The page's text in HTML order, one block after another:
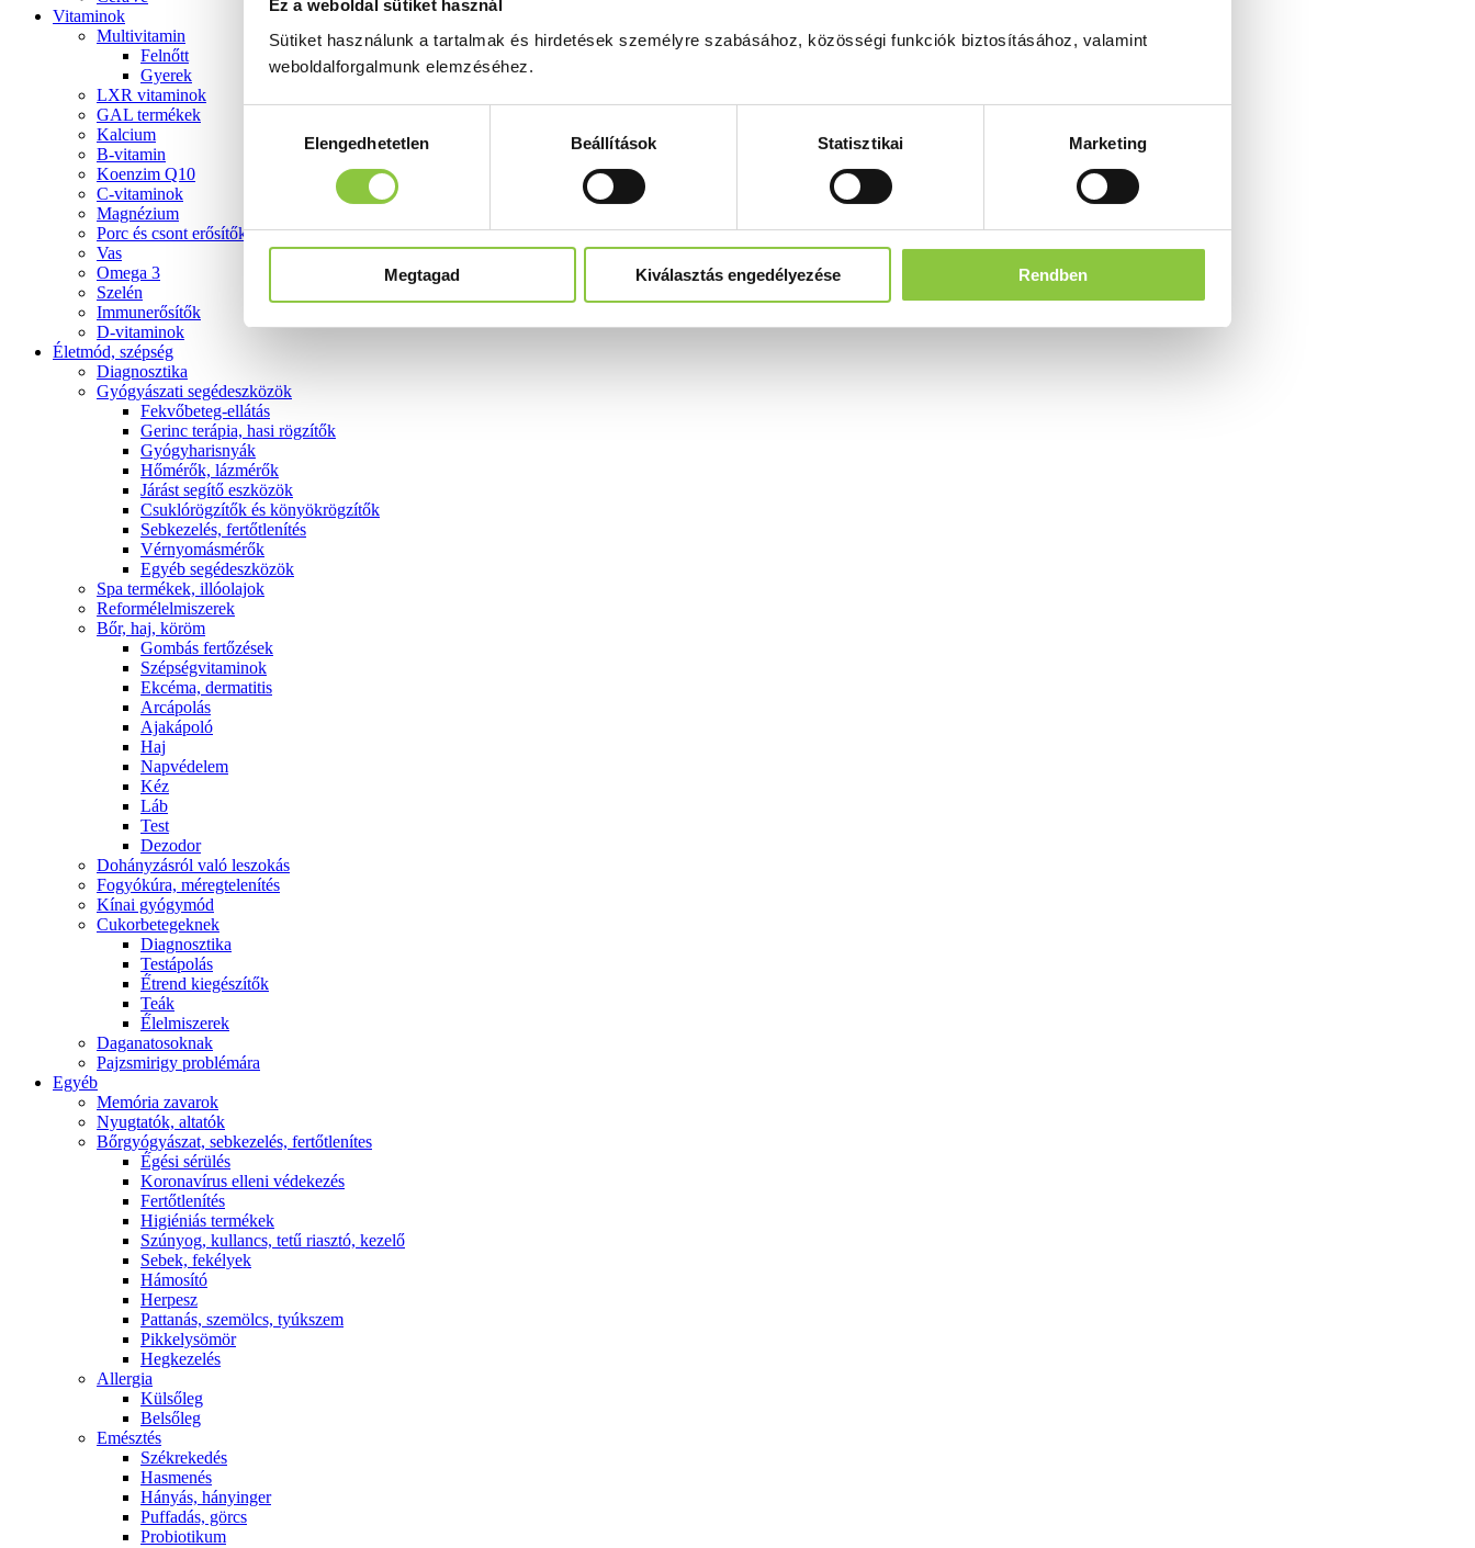
Ez a weboldal sütiket használ
Sütiket használunk a tartalmak és hirdetések személyre szabásához, közösségi funkciók biztosításához, valamint
weboldalforgalmunk elemzéséhez.
kiválasztásaElengedhetetlen Beállítások Statisztikai Marketing
Megtagad Kiválasztás engedélyezése Rendben
Vitaminok
Multivitamin
Felnőtt
Gyerek
LXR vitaminok
GAL termékek
Kalcium
B-vitamin
Koenzim Q10
C-vitaminok
Magnézium
Porc és csont erősítők
Vas
Omega 3
Szelén
Immunerősítők
D-vitaminok
Életmód, szépség
Diagnosztika
Gyógyászati segédeszközök
Fekvőbeteg-ellátás
Gerinc terápia, hasi rögzítők
Gyógyharisnyák
Hőmérők, lázmérők
Járást segítő eszközök
Csuklórögzítők és könyökrögzítők
Sebkezelés, fertőtlenítés
Vérnyomásmérők
Egyéb segédeszközök
Spa termékek, illóolajok
Reformélelmiszerek
Bőr, haj, köröm
Gombás fertőzések
Szépségvitaminok
Ekcéma, dermatitis
Arcápolás
Ajakápoló
Haj
Napvédelem
Kéz
Láb
Test
Dezodor
Dohányzásról való leszokás
Fogyókúra, méregtelenítés
Kínai gyógymód
Cukorbetegeknek
Diagnosztika
Testápolás
É́trend kiegészítők
Teák
É́lelmiszerek
Daganatosoknak
Pajzsmirigy problémára
Egyéb
Memória zavarok
Nyugtatók, altatók
Bőrgyógyászat, sebkezelés, fertőtlenítes
É́gési sérülés
Koronavírus elleni védekezés
Fertőtlenítés
Higiéniás termékek
Szúnyog, kullancs, tetű riasztó, kezelő
Sebek, fekélyek
Hámosító
Herpesz
Pattanás, szemölcs, tyúkszem
Pikkelysömör
Hegkezelés
Allergia
Külsőleg
Belsőleg
Emésztés
Székrekedés
Hasmenés
Hányás, hányinger
Puffadás, görcs
Probiotikum